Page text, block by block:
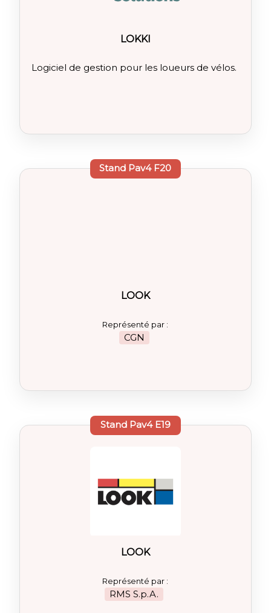
LOKKI
Logiciel de gestion pour les loueurs de vélos.
Stand Pav4 F20
LOOK
Représenté par :
CGN
StandPav4 E19
LOOK
Représenté par :
RMS S.p.A.